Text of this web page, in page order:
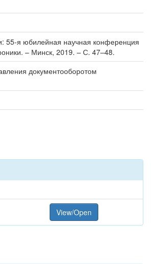
55-я юбилейная научная конференция
– Минск, 2019. – С. 47–48.
документооборотом
View/Open